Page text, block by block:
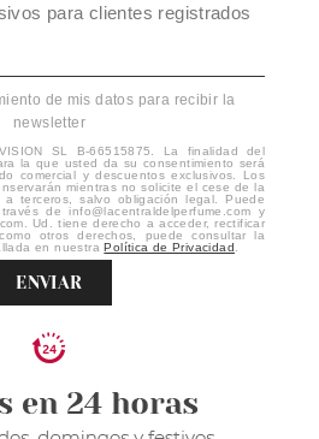
para clientes registrados
de mis datos para recibir la
newsletter
SL B-66515875. La finalidad del
la que usted da su consentimiento será
comercial y descuentos exclusivos. Los
mientras no solicite el cese de la
terceros, salvo obligación legal. Puede
de info@lacentraldelperfume.com y
Ud. tiene derecho a acceder, rectificar
otros derechos, puede consultar la
en nuestraPolítica de Privacidad
ENVIAR